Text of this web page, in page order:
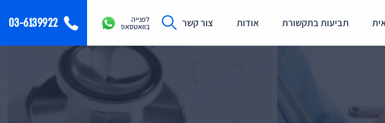
תביעות בתקשורת אודות צור קשר 03-6139922
לפנייה
בוואטסאפ